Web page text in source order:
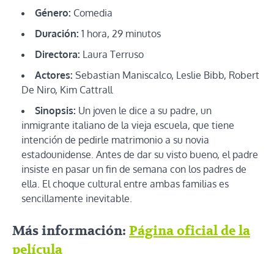
Género: Comedia
Duración: 1 hora, 29 minutos
Directora: Laura Terruso
Actores: Sebastian Maniscalco, Leslie Bibb, Robert
De Niro, Kim Cattrall
Sinopsis: Un joven le dice a su padre, un
inmigrante italiano de la vieja escuela, que tiene
intención de pedirle matrimonio a su novia
estadounidense. Antes de dar su visto bueno, el padre
insiste en pasar un fin de semana con los padres de
ella. El choque cultural entre ambas familias es
sencillamente inevitable.
Más información: Página oficial de la
película